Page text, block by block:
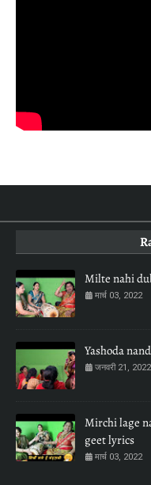
Milte nahi
मार्च 03, 2022
Yashoda
जनवरी 21, 2022
Mirchi lage
geet lyrics
मार्च 03, 2022